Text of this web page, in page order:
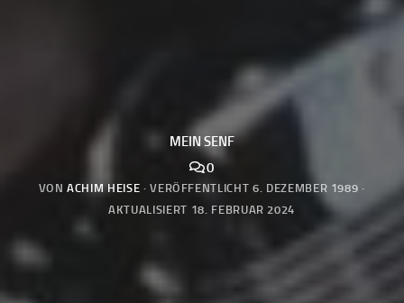
MEIN SENF
0
VONACHIM HEISE · VERÖFFENTLICHT6. DEZEMBER 1989 ·
AKTUALISIERT 18. FEBRUAR 2024